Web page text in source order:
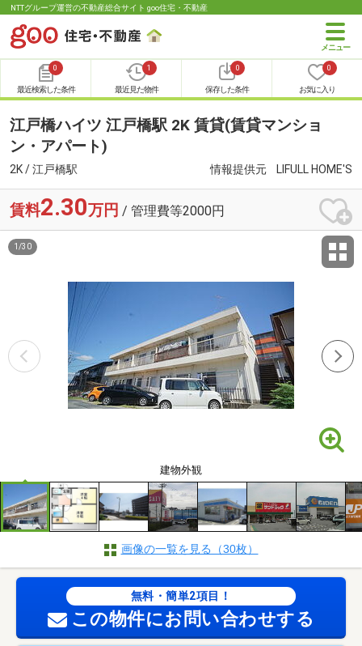
NTTグループ運営の不動産総合サイト goo住宅・不動産
0
最近検索した条件
1
最近見た物件
0
保存した条件
0
お気に入り
江戸橋ハイツ 江戸橋駅 2K 賃貸(賃貸マンショ
ン・アパート)
2K / 江戸橋駅 情報提供元 LIFULL HOME'S
賃料2.30万円 / 管理費等2000円
建物外観
1 /30
画像の一覧を見る（30枚）
無料・簡単2項目！
この物件にお問い合わせする